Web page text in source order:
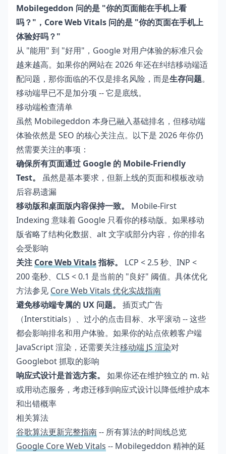
Mobilegeddon 问的是 "你的页面能在手机上看
吗？"，Core Web Vitals 问的是 "你的页面在手机上
体验好吗？"
从 "能用" 到 "好用"，Google 对用户体验的标准只会
越来越高。如果你的网站在 2026 年还在纠结移动端适
配问题，那你面临的不仅是排名风险，而是生存问题。
移动端早已不是加分项 -- 它是底线。
移动端检查清单
虽然 Mobilegeddon 本身已融入基础排名，但移动端
体验依然是 SEO 的核心关注点。以下是 2026 年你仍
然需要关注的事项：
确保所有页面通过 Google 的 Mobile-Friendly
Test。
虽然是基本要求，但新上线的页面和模板改动
后容易遗漏
移动版和桌面版内容保持一致。
Mobile-First
Indexing 意味着 Google 只看你的移动版。如果移动
版省略了结构化数据、alt 文字或部分内容，你的排名
会受影响
关注 Core Web Vitals指标。
LCP < 2.5 秒、INP <
200 毫秒、CLS < 0.1 是当前的 "良好" 阈值。具体优化
方法参见 Core Web Vitals 优化实战指南
避免移动端专属的 UX 问题。
插页式广告
（Interstitials）、过小的点击目标、水平滚动 -- 这些
都会影响排名和用户体验。如果你的站点依赖客户端
JavaScript 渲染，还需要关注移动端 JS 渲染对
Googlebot 抓取的影响
响应式设计是首选方案。
如果你还在维护独立的 m. 站
或用动态服务，考虑迁移到响应式设计以降低维护成本
和出错概率
相关算法
谷歌算法更新完整指南-- 所有算法的时间线总览
Google Core Web Vitals -- Mobilegeddon 精神的延